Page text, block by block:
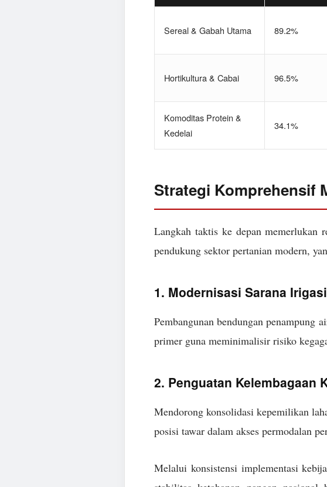
Sereal & Gabah Utama 89.2%
Hortikultura & Cabai 96.5%
Komoditas Protein &
Kedelai
34.1%
Strategi Komprehensif
Langkah taktis ke depan memerlukan
pendukung sektor pertanian modern,
1. Modernisasi Sarana
Pembangunan bendungan penampung
primer guna meminimalisir risiko
2. Penguatan Kelembagaan
Mendorong konsolidasi kepemilikan
posisi tawar dalam akses permodalan
Melalui konsistensi implementasi